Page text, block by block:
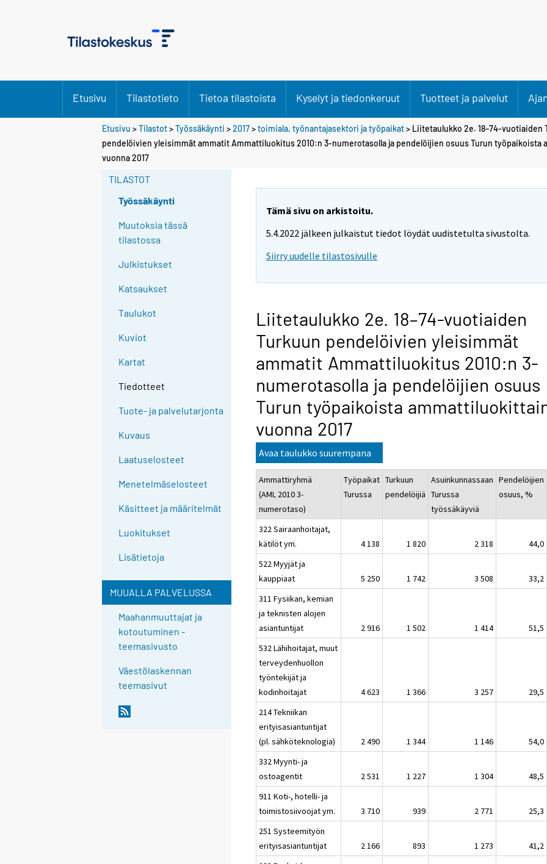
Etusivu Tilastotieto Tietoa tilastoista Kyselyt ja tiedonkeruut Tuotteet ja palvelut
Etusivu >Tilastot>Työssäkäynti >2017>toimiala, työnantajasektori ja työpaikat> Liitetaulukko 2e. 18–74-vuotiaiden
pendelöivien yleisimmät ammatit Ammattiluokitus 2010:n 3-numerotasolla ja pendelöijien osuus Turun työpaikoista
vuonna 2017
TILASTOT
Työssäkäynti
Muutoksia tässä
tilastossa
Julkistukset
Katsaukset
Taulukot
Kuviot
Kartat
Tiedotteet
Tuote- ja palvelutarjonta
Kuvaus
Laatuselosteet
Menetelmäselosteet
Käsitteet ja määritelmät
Luokitukset
Lisätietoja
MUUALLA PALVELUSSA
Maahanmuuttajat ja
kotoutuminen -
teemasivusto
Väestölaskennan
teemasivut
Tämä sivu on arkistoitu.
5.4.2022 jälkeen julkaistut tiedot löydät uudistetulta sivustolta.
Siirry uudelle tilastosivulle
Liitetaulukko 2e. 18–74-vuotiaiden
Turkuun pendelöivien yleisimmät
ammatit Ammattiluokitus 2010:n 3-
numerotasolla ja pendelöijien osuus
Turun työpaikoista
vuonna 2017
Avaa taulukko suurempana
Ammattiryhmä
(AML 2010 3-
numerotaso)
Työpaikat
Turussa
Turkuun
pendelöijiä
Asuinkunnassaan
Turussa
työssäkäyviä
Pendelöijien
osuus, %
322 Sairaanhoitajat,
kätilöt ym.
4 138 1 820 2 318 44,0
522 Myyjät ja
kauppiaat
5 250 1 742 3 508 33,2
311 Fysiikan, kemian
ja teknisten alojen
asiantuntijat
2 916 1 502 1 414 51,5
532 Lähihoitajat, muut
terveydenhuollon
työntekijät ja
kodinhoitajat
4 623 1 366 3 257 29,5
214 Tekniikan
erityisasiantuntijat
(pl. sähköteknologia)
2 490 1 344 1 146 54,0
332 Myynti- ja
ostoagentit
2 531 1 227 1 304 48,5
911 Koti-, hotelli- ja
toimistosiivoojat ym.
3 710 939 2 771 25,3
251 Systeemityön
erityisasiantuntijat
2 166 893 1 273 41,2